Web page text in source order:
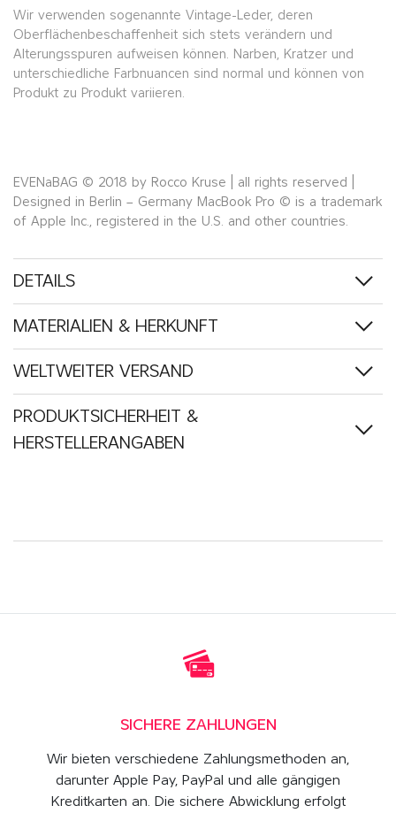
Wir verwenden sogenannte Vintage-Leder, deren
Oberflächenbeschaffenheit sich stets verändern und
Alterungsspuren aufweisen können. Narben, Kratzer und
unterschiedliche Farbnuancen sind normal und können von
Produkt zu Produkt variieren.
EVENaBAG © 2018 by Rocco Kruse | all rights reserved |
Designed in Berlin – Germany MacBook Pro © is a trademark
of Apple Inc., registered in the U.S. and other countries.
DETAILS
MATERIALIEN & HERKUNFT
WELTWEITER VERSAND
PRODUKTSICHERHEIT &
HERSTELLERANGABEN
SICHERE ZAHLUNGEN
Wir bieten verschiedene Zahlungsmethoden an,
darunter Apple Pay, PayPal und alle gängigen
Kreditkarten an. Die sichere Abwicklung erfolgt